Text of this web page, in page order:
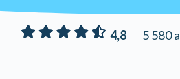
4,8 5 580